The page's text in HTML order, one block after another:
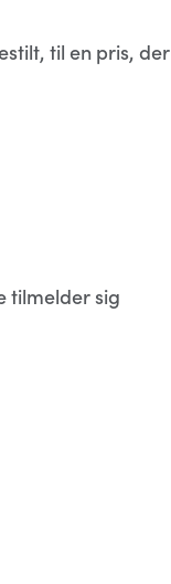
til en pris, der
tilmelder sig